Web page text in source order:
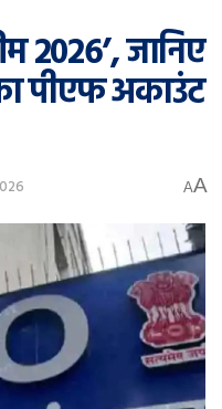
2026’, जानिए
पीएफ अकाउंट
AA